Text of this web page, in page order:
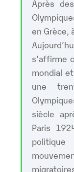
Après
en Grèce,
s’affirme
mondial
une
siècle
Paris